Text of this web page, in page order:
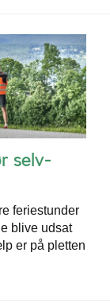
selv-
feriestunder
blive udsat
er på pletten